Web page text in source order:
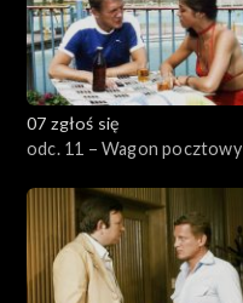
07 zgłoś się
odc. 11 – Wagon pocztowy